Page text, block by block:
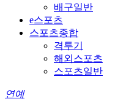
배구일반
e스포츠
스포츠종합
격투기
해외스포츠
스포츠일반
연예